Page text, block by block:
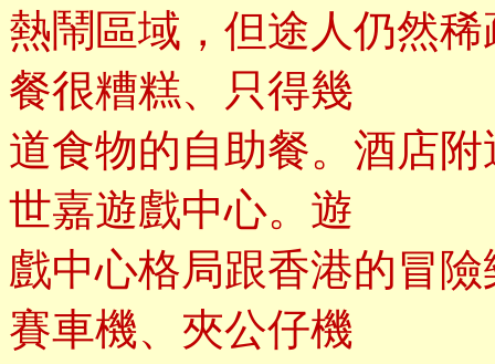
熱鬧區域，但途人仍然
餐很糟糕、只得幾
道食物的自助餐。酒店
世嘉遊戲中心。遊
戲中心格局跟香港的冒
賽車機、夾公仔機